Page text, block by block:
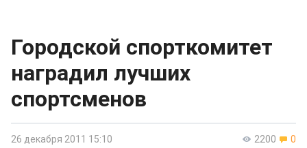
Городской спорткомитет
наградил лучших
спортсменов
2200 0
26 декабря 2011 15:10